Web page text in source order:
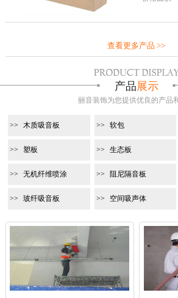
查看更多产品 >>
产品展示
丽音装饰为您提供优良的产品
木质吸音板 软包
塑板 生态板
无机纤维喷涂 阻尼隔音板
玻纤吸音板 空间吸声体